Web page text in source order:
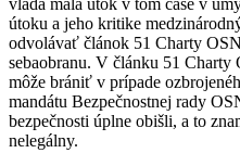
útoku a jeho kritike
odvolávať článok 51 Charty
sebaobranu. V článku 51 Charty
môže brániť v prípade
mandátu Bezpečnostnej rady
bezpečnosti úplne obišli, a to
nelegálny.